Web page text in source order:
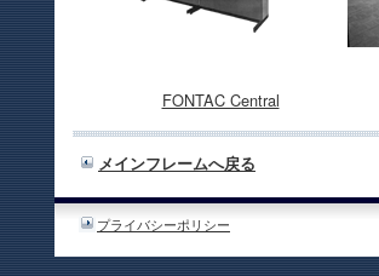
FONTAC Central
メインフレームへ戻る
プライバシーポリシー